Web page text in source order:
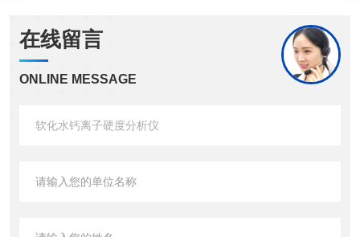
在线留言
ONLINE MESSAGE